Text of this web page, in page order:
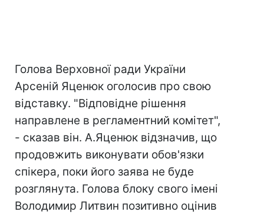
Голова Верховної ради України
Арсеній Яценюк оголосив про свою
відставку. "Відповідне рішення
направлене в регламентний комітет",
- сказав він. А.Яценюк відзначив, що
продовжить виконувати обов'язки
спікера, поки його заява не буде
розглянута. Голова блоку свого імені
Володимир Литвин позитивно оцінив